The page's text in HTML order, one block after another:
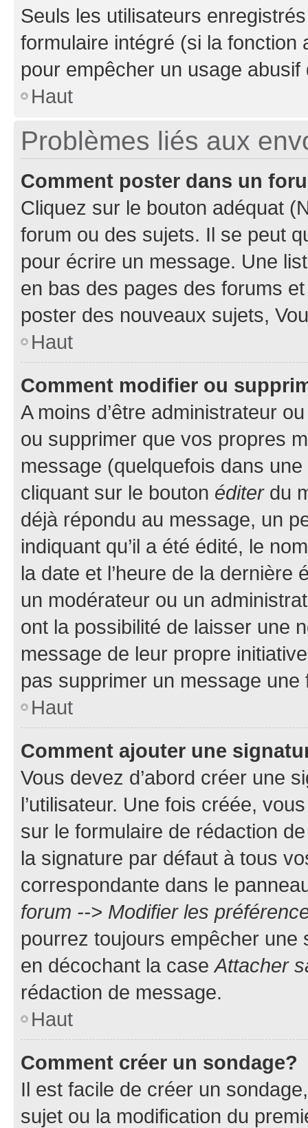
Seuls les utilisateurs
formulaire intégré (si la fonction
pour empêcher un usage
Haut
Problèmes liés aux
Comment poster dans un
Cliquez sur le bouton adéquat
forum ou des sujets. Il se peut
pour écrire un message. Une
en bas des pages des forums
poster des nouveaux sujets,
Haut
Comment modifier ou
A moins d’être administrateur
ou supprimer que vos propres
message (quelquefois dans
cliquant sur le bouton éditerdu
déjà répondu au message, un
indiquant qu’il a été édité, le
la date et l’heure de la dernière
un modérateur ou un
ont la possibilité de laisser une
message de leur propre
pas supprimer un message une
Haut
Comment ajouter une
Vous devez d’abord créer une
l’utilisateur. Une fois créée,
sur le formulaire de rédaction
la signature par défaut à tous
correspondante dans le
forum --> Modifier les
pourrez toujours empêcher une
en décochant la caseAttacher
rédaction de message.
Haut
Comment créer un sondage?
Il est facile de créer un
sujet ou la modification du